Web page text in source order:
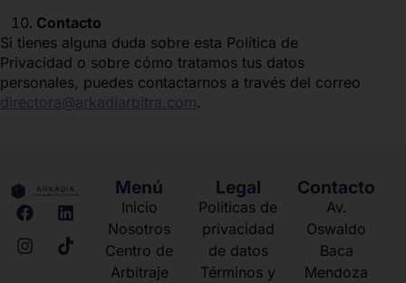
Contacto
Si tienes alguna duda sobre esta Política de
Privacidad o sobre cómo tratamos tus datos
personales, puedes contactarnos a través del correo
directora@arkadiarbitra.com .
Menú
Inicio
Nosotros
Centro de
Arbitraje
Legal
Políticas de
privacidad
de datos
Términos y
Contacto
Av.
Oswaldo
Baca
Mendoza